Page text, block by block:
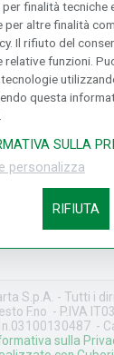
UFFICI:
oro
CASH
S.p.A. - Tutti i
F.no - P.IVA
-
sulla
finalità tecniche
per altre finalità
Il rifiuto del
relative funzioni.
questa
SULLA
personalizza
RIFIUTA